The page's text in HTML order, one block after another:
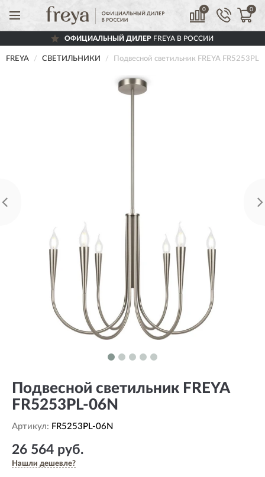
0 0
ОФИЦИАЛЬНЫЙ ДИЛЕРFREYA В РОССИИ
FREYA СВЕТИЛЬНИКИ Подвесной светильник FREYA FR5253PL-
Подвесной светильник FREYA
FR5253PL-06N
Артикул: FR5253PL-06N
26 564 руб.
Нашли дешевле?